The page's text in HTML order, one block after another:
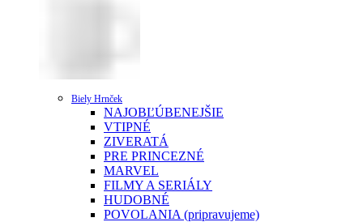
Biely Hrnček
NAJOBĽÚBENEJŠIE
VTIPNÉ
ZIVERATÁ
PRE PRINCEZNÉ
MARVEL
FILMY A SERIÁLY
HUDOBNÉ
POVOLANIA (pripravujeme)